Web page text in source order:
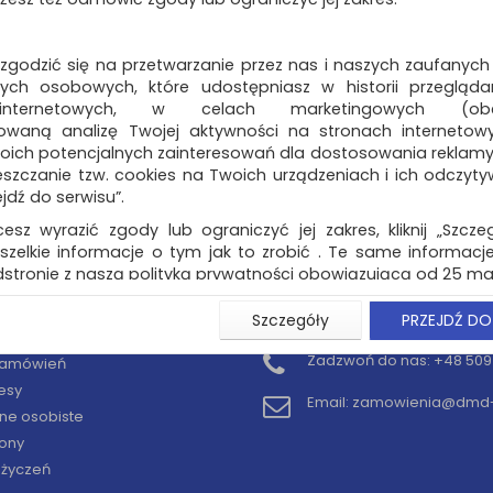
osobiste
KONTAKT
Zadzwoń do nas:+48 509
Email:
się na przetwarzanie przez nas i naszych
osobowych, które udostępniasz w historii
w celach marketingowych
analizę Twojej aktywności na stronach
potencjalnych zainteresowań dla dostosowania
tzw. cookies na Twoich urządzeniach i ich
do serwisu”.
wyrazić zgody lub ograniczyć jej zakres, kliknij
informacje o tym jak to zrobić . Te same
z naszą polityką prywatności obowiązującą od 25
użytkowników zalogowanych, aby umożliwić
i związane z tym prawidłowe działanie naszej
np. wysłanie potwierdzenia zamówienia na
Państwu prawidłowych informacji o promocjach
ważna jest Państwa wcześniejsza zgoda której
zgoda jest dobrowolna i można ją w dowolnym
(rozwiń)
Szczegóły PRZEJDŹ